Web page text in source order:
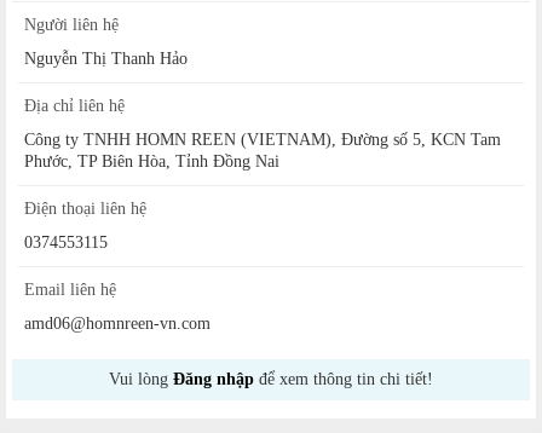
Người liên hệ
Nguyễn Thị Thanh Hảo
Địa chỉ liên hệ
Công ty TNHH HOMN REEN (VIETNAM), Đường số 5, KCN Tam
Phước, TP Biên Hòa, Tỉnh Đồng Nai
Điện thoại liên hệ
0374553115
Email liên hệ
amd06@homnreen-vn.com
Vui lòng Đăng nhập để xem thông tin chi tiết!